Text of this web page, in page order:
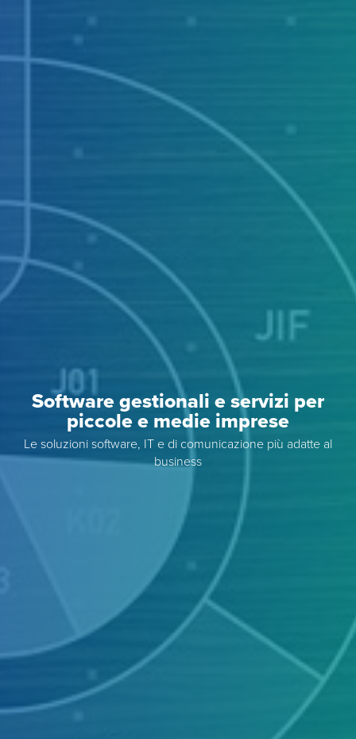
Software gestionali e servizi per
piccole e medie imprese
Le soluzioni software, IT e di comunicazione più adatte al
business